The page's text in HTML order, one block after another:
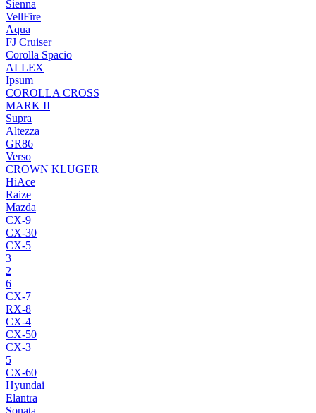
Sienna
VellFire
Aqua
FJ Cruiser
Corolla Spacio
ALLEX
Ipsum
COROLLA CROSS
MARK II
Supra
Altezza
GR86
Verso
CROWN KLUGER
HiAce
Raize
Mazda
CX-9
CX-30
CX-5
3
2
6
CX-7
RX-8
CX-4
CX-50
CX-3
5
CX-60
Hyundai
Elantra
Sonata